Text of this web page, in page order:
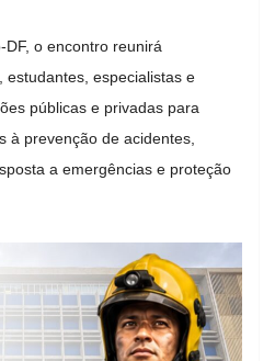
o encontro reunirá
estudantes, especialistas e
públicas e privadas para
à prevenção de acidentes,
a emergências e proteção